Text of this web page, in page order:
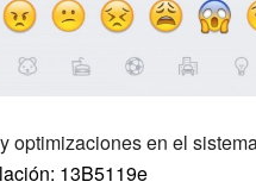
optimizaciones en el
13B5119e